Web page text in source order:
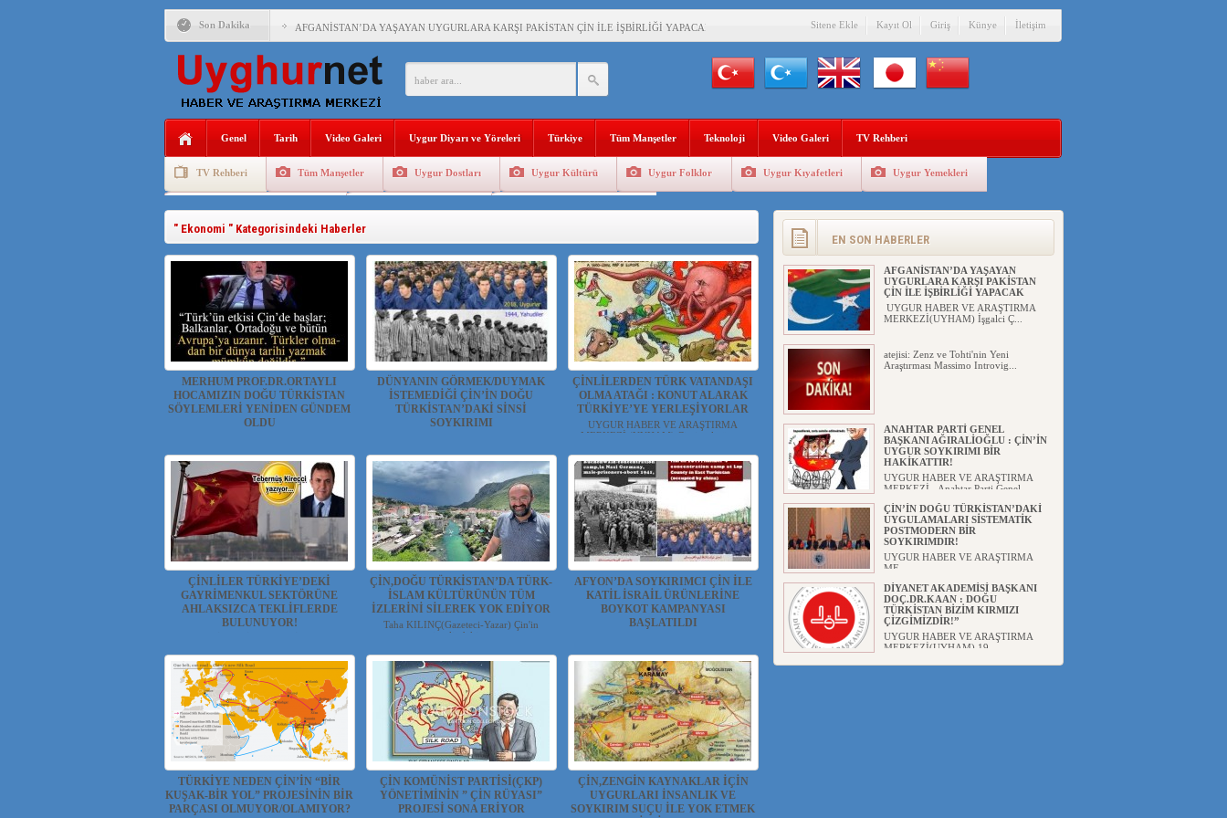
Son Dakika AFGANİSTAN’DA YAŞAYAN UYGURLARA KARŞI PAKİSTAN ÇİN İLE İŞBİRLİĞİ YAPACAK
ANAHTAR PARTİ GENEL BAŞKANI AĞIRALİOĞLU : ÇİN’İN UYGUR SOYKIRIMI BİR HAKİKATTIR!
ÇİN’İN DOĞU TÜRKİSTAN’DAKİ UYGULAMALARI SİSTEMATİK POSTMODERN BİR SOYKIRIMDIR!
DİYANET AKADEMİSİ BAŞKANI DOÇ.DR.KAAN : DOĞU TÜRKİSTAN BİZİM KIRMIZI ÇİZGİMİZDİR!”
ÇİN’İN ANKARA BÜYÜKELÇİSİ JİANG’İN TRABZON ZİYARETİ
İŞGALCİ ÇİN’DEN “FETİHLER SULTANI MEHMET”DİZİSİNE GARİP SANSÜR VE HADSIZ İHTAR
Sitene Ekle Kayıt Ol Giriş Künye İletişim
Genel Tarih Video Galeri Uygur Diyarı ve Yöreleri Türkiye Tüm Manşetler Teknoloji Video Galeri TV Rehberi
TV Rehberi Tüm Manşetler Uygur Dostları Uygur Kültürü Uygur Folklor Uygur Kıyafetleri Uygur Yemekleri
Uygurlarda Düğün ve Cenaze Uygur Geleneksel Tip Uygur Geleneksel Sporlar
" Ekonomi " Kategorisindeki Haberler
MERHUM PROF.DR.ORTAYLI
HOCAMIZIN DOĞU TÜRKİSTAN
SÖYLEMLERİ YENİDEN GÜNDEM
OLDU
DÜNYANIN GÖRMEK/DUYMAK
İSTEMEDİĞİ ÇİN’İN DOĞU
TÜRKİSTAN’DAKİ SİNSİ
SOYKIRIMI
ÇİNLİLERDEN TÜRK VATANDAŞI
OLMA ATAĞI : KONUT ALARAK
TÜRKİYE’YE YERLEŞİYORLAR
UYGUR HABER VE ARAŞTIRMA
MERKEZİ (UYHAM) Çin işgal yöne...
ÇİNLİLER TÜRKİYE’DEKİ
GAYRİMENKUL SEKTÖRÜNE
AHLAKSIZCA TEKLİFLERDE
BULUNUYOR!
ÇİN,DOĞU TÜRKİSTAN’DA TÜRK-
İSLAM KÜLTÜRÜNÜN TÜM
İZLERİNİ SİLEREK YOK EDİYOR
Taha KILINÇ(Gazeteci-Yazar) Çin'in
işgalindeki ...
AFYON’DA SOYKIRIMCI ÇİN İLE
KATİL İSRAİL ÜRÜNLERİNE
BOYKOT KAMPANYASI
BAŞLATILDI
TÜRKİYE NEDEN ÇİN’İN “BİR
KUŞAK-BİR YOL” PROJESİNİN BİR
PARÇASI OLMUYOR/OLAMIYOR?
ÇİN KOMÜNİST PARTİSİ(ÇKP)
YÖNETİMİNİN ” ÇİN RÜYASI”
PROJESİ SONA ERİYOR
ÇİN,ZENGİN KAYNAKLAR İÇİN
UYGURLARI İNSANLIK VE
SOYKIRIM SUÇU İLE YOK ETMEK
EN SON HABERLER
AFGANİSTAN’DA YAŞAYAN
UYGURLARA KARŞI PAKİSTAN
ÇİN İLE İŞBİRLİĞİ YAPACAK
UYGUR HABER VE ARAŞTIRMA
MERKEZİ(UYHAM) İşgalci Ç...
atejisi: Zenz ve Tohti'nin Yeni
Araştırması Massimo Introvig...
ANAHTAR PARTİ GENEL
BAŞKANI AĞIRALİOĞLU : ÇİN’İN
UYGUR SOYKIRIMI BİR
HAKİKATTIR!
UYGUR HABER VE ARAŞTIRMA
MERKEZİ Anahtar Parti Genel
ÇİN’İN DOĞU TÜRKİSTAN’DAKİ
UYGULAMALARI SİSTEMATİK
POSTMODERN BİR
SOYKIRIMDIR!
UYGUR HABER VE ARAŞTIRMA
ME...
DİYANET AKADEMİSİ BAŞKANI
DOÇ.DR.KAAN : DOĞU
TÜRKİSTAN BİZİM KIRMIZI
ÇİZGİMİZDİR!”
UYGUR HABER VE ARAŞTIRMA
MERKEZİ(UYHAM) 19...
150 YILDIR KAYNAYAN YARAMIZ